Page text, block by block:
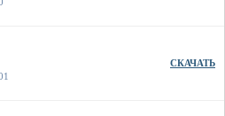
СКАЧАТЬ